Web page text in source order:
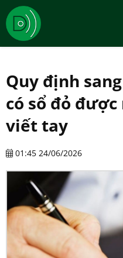
Quy định
có sổ đỏ
viết tay
01:45 24/06/2026